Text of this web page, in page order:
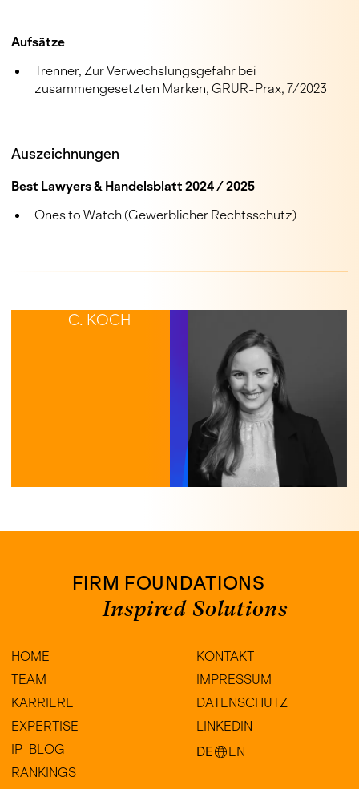
Aufsätze
Trenner, Zur Verwechslungsgefahr bei
zusammengesetzten Marken, GRUR-Prax, 7/2023
Auszeichnungen
Best Lawyers & Handelsblatt 2024 / 2025
Ones to Watch (Gewerblicher Rechtsschutz)
C. KOCH
FIRM FOUNDATIONS
Inspired Solutions
HOME
TEAM
KARRIERE
EXPERTISE
IP-BLOG
RANKINGS
KONTAKT
IMPRESSUM
DATENSCHUTZ
LINKEDIN
DE
EN